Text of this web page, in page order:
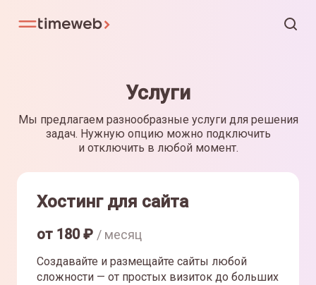
Услуги
Мы предлагаем разнообразные услуги для решения
задач. Нужную опцию можно подключить
и отключить в любой момент.
Хостинг для сайта
от 180₽ / месяц
Создавайте и размещайте сайты любой
сложности — от простых визиток до больших